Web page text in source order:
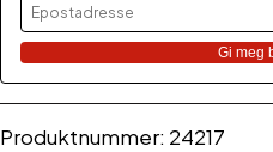
320
5pk
antall
Gi meg
Produktnummer: 24217